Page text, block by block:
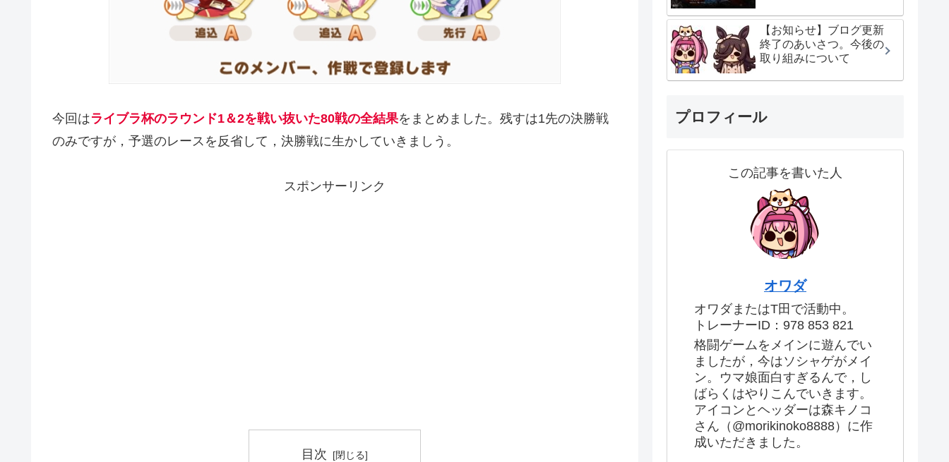
今回はライブラ杯のラウンド1＆2を戦い抜いた80戦の全結果をまとめました。残すは1先の決勝戦
のみですが，予選のレースを反省して，決勝戦に生かしていきましう。
スポンサーリンク
目次
【お知らせ】ブログ更新
終了のあいさつ。今後の
取り組みについて
プロフィール
この記事を書いた人
オワダ
オワダまたはT田で活動中。
トレーナーID：978 853 821
格闘ゲームをメインに遊んでい
ましたが，今はソシャゲがメイ
ン。ウマ娘面白すぎるんで，し
ばらくはやりこんでいきます。
アイコンとヘッダーは森キノコ
さん（@morikinoko8888）に作
成いただきました。